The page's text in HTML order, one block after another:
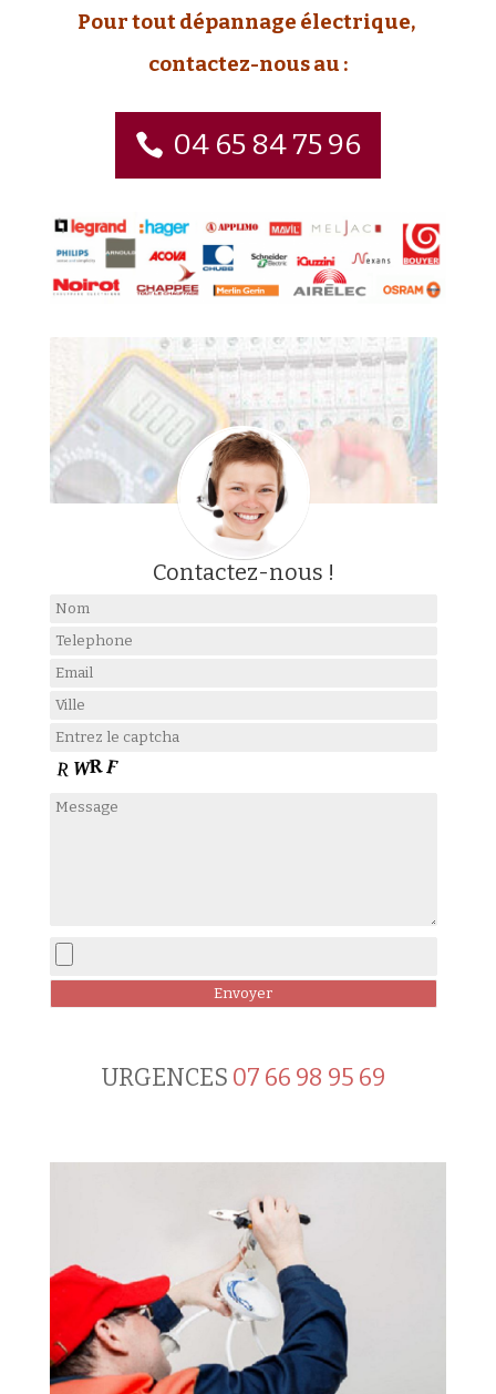
Pour tout dépannage électrique,
contactez-nous au :
04 65 84 75 96
Contactez-nous !
URGENCES 07 66 98 95 69